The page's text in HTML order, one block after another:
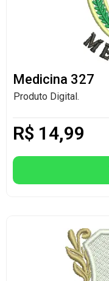
Medicina 327
Produto Digital.
R$ 14,99